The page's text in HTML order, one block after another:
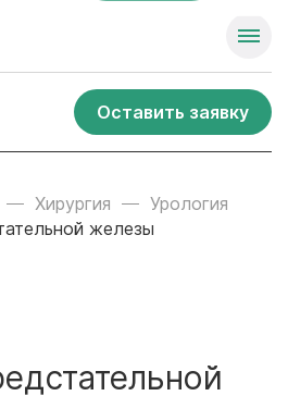
Оставить заявку
Хирургия
Урология
железы